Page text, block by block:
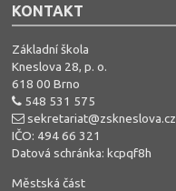
KONTAKT
Základní škola
Kneslova 28, p. o.
618 00 Brno
548 531 575
sekretariat@zskneslova.cz
IČO: 494 66 321
Datová schránka: kcpqf8h
Městská část